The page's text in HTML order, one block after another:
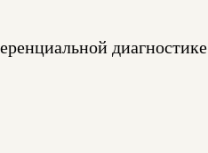
диагностике